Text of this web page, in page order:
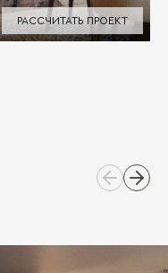
РАССЧИТАТЬ ПРОЕКТ